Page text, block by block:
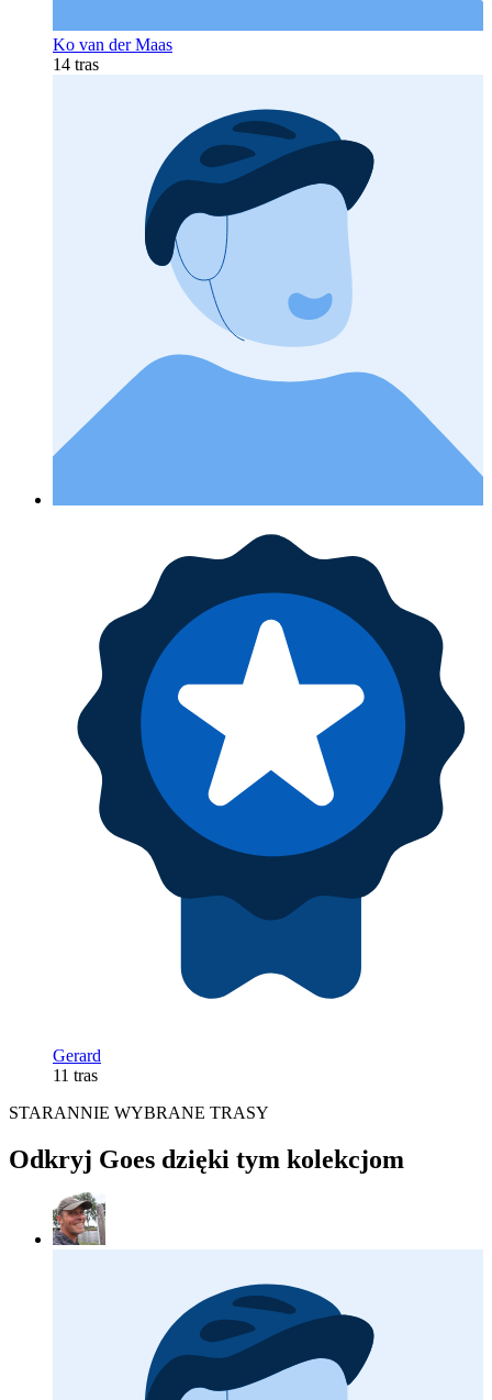
Ko van der Maas
14 tras
Gerard
11 tras
STARANNIE WYBRANE TRASY
Odkryj Goes dzięki tym kolekcjom